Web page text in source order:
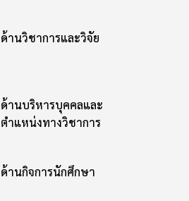
ด้านวิชาการและวิจัย
ด้านบริหารบุคคลและ
ตำแหน่งทางวิชาการ
ด้านกิจการนักศึกษา